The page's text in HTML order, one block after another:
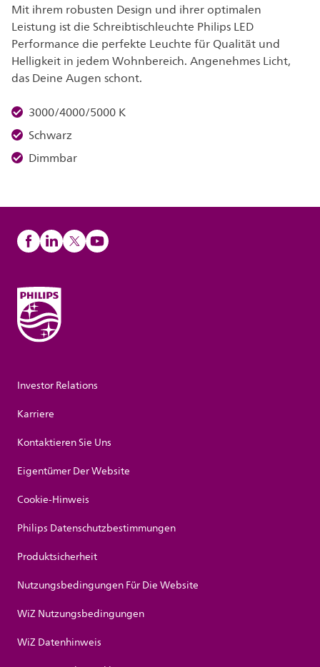
Mit ihrem robusten Design und ihrer optimalen
Leistung ist die Schreibtischleuchte Philips LED
Performance die perfekte Leuchte für Qualität und
Helligkeit in jedem Wohnbereich. Angenehmes Licht,
das Deine Augen schont.
3000/4000/5000 K
Schwarz
Dimmbar
Investor Relations
Karriere
Kontaktieren Sie Uns
Eigentümer Der Website
Cookie-Hinweis
Philips Datenschutzbestimmungen
Produktsicherheit
Nutzungsbedingungen Für Die Website
WiZ Nutzungsbedingungen
WiZ Datenhinweis